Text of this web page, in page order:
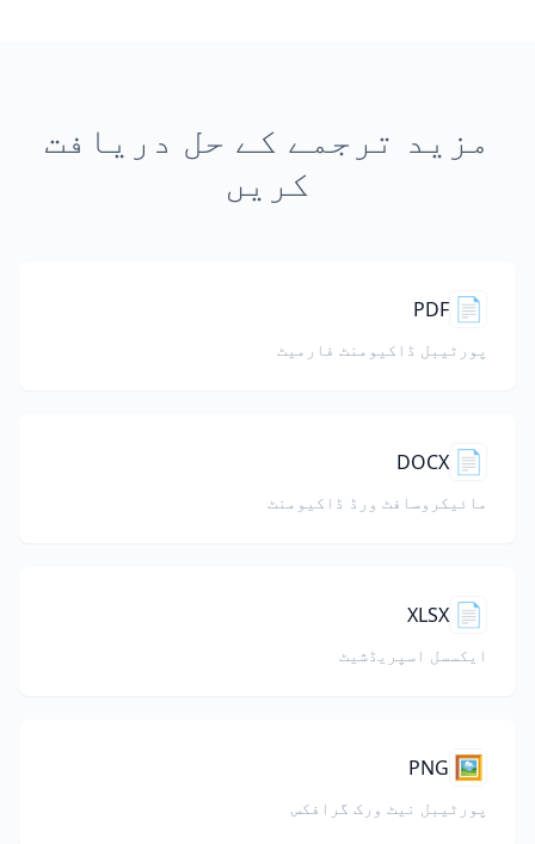
مزید ترجمے کے حل دریافت
کریں
📄
PDF
پورٹیبل ڈاکیومنٹ فارمیٹ
📄
DOCX
مائیکروسافٹ ورڈ ڈاکیومنٹ
📄
XLSX
ایکسسل اسپریڈشیٹ
🖼️
PNG
پورٹیبل نیٹ ورک گرافکس